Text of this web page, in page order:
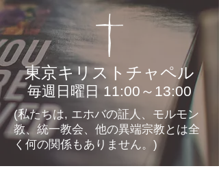
東京キリストチャペル
毎週日曜日 11:00～13:00
(私たちは, エホバの証人、モルモン
教、統一教会、他の異端宗教とは全
く何の関係もありません。)